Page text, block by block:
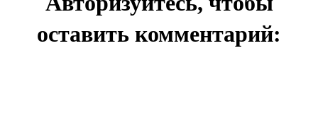
оставить комментарий: